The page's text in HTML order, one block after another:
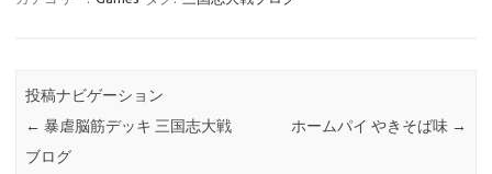
投稿ナビゲーション
← 暴虐脳筋デッキ 三国志大戦
ブログ
ホームパイ やきそば味 →